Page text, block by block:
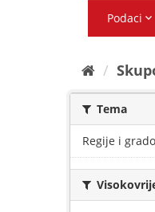
Tema
Regije i